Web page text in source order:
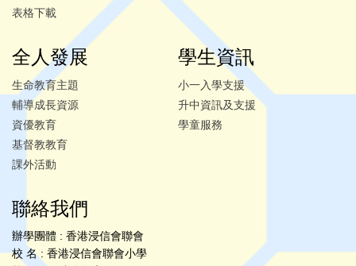
表格下載
全人發展
生命教育主題
輔導成長資源
資優教育
基督教教育
課外活動
學生資訊
小一入學支援
升中資訊及支援
學童服務
聯絡我們
辦學團體 : 香港浸信會聯會
校 名 : 香港浸信會聯會小學